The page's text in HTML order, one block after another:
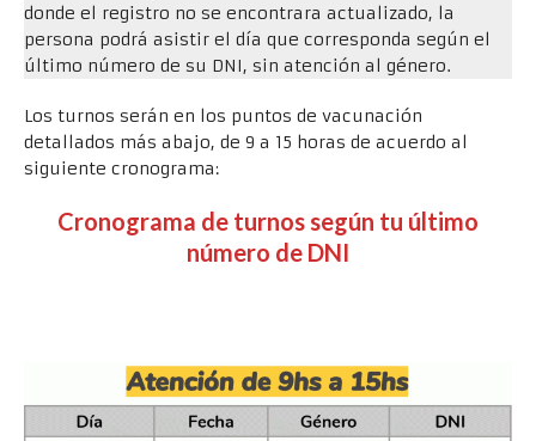
donde el registro no se encontrara actualizado, la
persona podrá asistir el día que corresponda según el
último número de su DNI, sin atención al género.
Los turnos serán en los puntos de vacunación
detallados más abajo, de 9 a 15 horas de acuerdo al
siguiente cronograma:
Cronograma de turnos según tu último
número de DNI